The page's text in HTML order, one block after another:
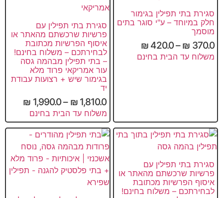
סגירת בתי תפילין בגימור
חלק במיוחד – ע"י סוגר בתים
מוסמך
370.0
₪
–
420.0
₪
משלוח עד הבית בחינם
סגירת בתי תפילין עם
פרשיות שרכשתם מהאתר או
איסוף הפרשיות מכתובת
לבחירתכם – משלוח בחינם!
– בתי תפילין מבהמה גסה
עור אמריקאי פרוד מלא
בגימור שיש + רצועות עבודת
יד
1,810.0
₪
–
1,990.0
₪
משלוח עד הבית בחינם
סגירת בתי תפילין עם
פרשיות שרכשתם מהאתר או
איסוף הפרשיות מכתובת
לבחירתכם – משלוח בחינם!